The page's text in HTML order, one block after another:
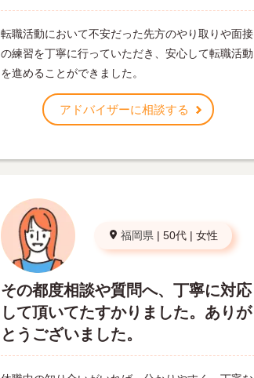
転職活動において不安だった先方のやり取りや面接
の練習を丁寧に行っていただき、安心して転職活動
を進めることができました。
アドバイザーに相談する
福岡県 | 50代 | 女性
その都度相談や質問へ、丁寧に対応
して頂いてたすかりました。ありが
とうございました。